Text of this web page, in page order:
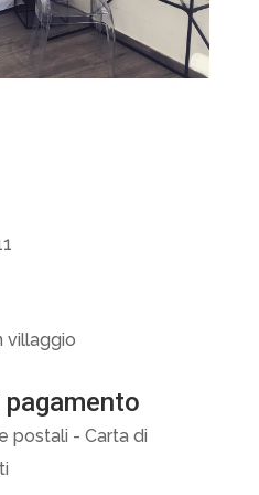
villaggio
postali - Carta di